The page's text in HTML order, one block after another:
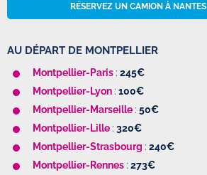
RÉSERVEZ UN CAMION À NANTES
AU DÉPART DE MONTPELLIER
Montpellier-Paris : 245€
Montpellier-Lyon : 100€
Montpellier-Marseille : 50€
Montpellier-Lille : 320€
Montpellier-Strasbourg : 240€
Montpellier-Rennes : 273€